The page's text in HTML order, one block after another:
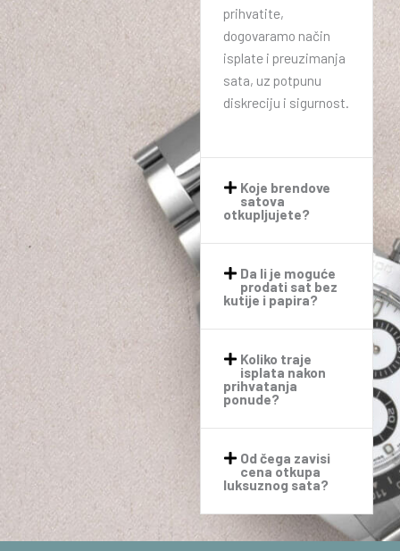
prihvatite,
dogovaramo način
isplate i preuzimanja
sata, uz potpunu
diskreciju i sigurnost.
Koje brendove
satova
otkupljujete?
Da li je moguće
prodati sat bez
kutije i papira?
Koliko traje
isplata nakon
prihvatanja
ponude?
Od čega zavisi
cena otkupa
luksuznog sata?